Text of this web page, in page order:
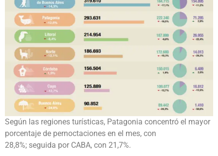
Según las regiones turísticas, Patagonia concentró el mayor
porcentaje de pernoctaciones en el mes, con
28,8%; seguida por CABA, con 21,7%.